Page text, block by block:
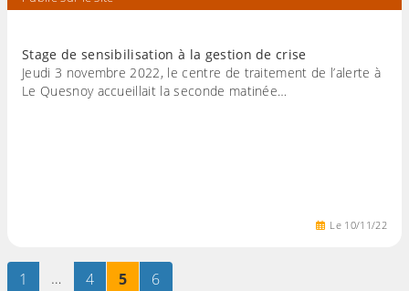
Stage de sensibilisation à la gestion de crise
Jeudi 3 novembre 2022, le centre de traitement de l’alerte à
Le Quesnoy accueillait la seconde matinée…
Le 10/11/22
Page
1 sur 6
… Page
4sur 6Page
5sur 6Page
6sur 6